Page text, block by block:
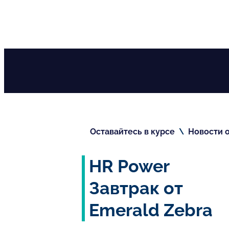
Оставайтесь в курсе \ Новости
HR Power
Завтрак от
Emerald Zebra